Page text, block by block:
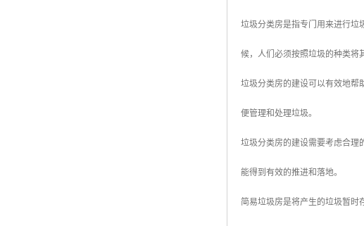
垃圾分类房是指专门用来进行垃
候，人们必须按照垃圾的种类将
垃圾分类房的建设可以有效地帮
便管理和处理垃圾。
垃圾分类房的建设需要考虑合理
能得到有效的推进和落地。
简易垃圾房是将产生的垃圾暂时